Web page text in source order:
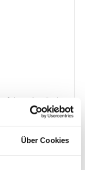
Über Cookies
folgenden Code
eigenen Site ein,